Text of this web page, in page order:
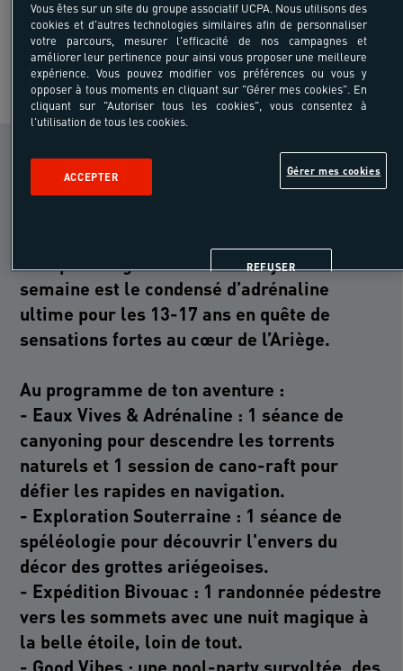
VOIR PLUS DE SEJOURS
LE SÉJOUR EN BREF
Prêt pour le grand saut ? Ce séjour d’une
semaine est le condensé d’adrénaline
ultime pour les 13-17 ans en quête de
sensations fortes au cœur de l’Ariège.
Au programme de ton aventure :
- Eaux Vives & Adrénaline : 1 séance de
canyoning pour descendre les torrents
naturels et 1 session de cano-raft pour
défier les rapides en navigation.
- Exploration Souterraine : 1 séance de
spéléologie pour découvrir l'envers du
décor des grottes ariégeoises.
- Expédition Bivouac : 1 randonnée pédestre
vers les sommets avec une nuit magique à
la belle étoile, loin de tout.
- Good Vibes : une pool-party survoltée, des
Vous êtes sur un site du groupe associatif UCPA. Nous utilisons des
cookies et d'autres technologies similaires afin de personnaliser
votre parcours, mesurer l'efficacité de nos campagnes et
améliorer leur pertinence pour ainsi vous proposer une meilleure
expérience. Vous pouvez modifier vos préférences ou vous y
opposer à tous moments en cliquant sur "Gérer mes cookies". En
cliquant sur "Autoriser tous les cookies", vous consentez à
l'utilisation de tous les cookies.
Gérer mes cookies
REFUSER
ACCEPTER